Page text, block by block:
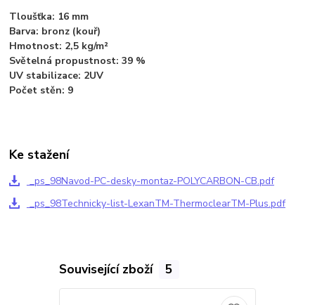
Tloušťka: 16 mm
Barva: bronz (kouř)
Hmotnost: 2,5 kg/m²
Světelná propustnost: 39 %
UV stabilizace: 2UV
Počet stěn: 9
Ke stažení
_ps_98Navod-PC-desky-montaz-POLYCARBON-CB.pdf
_ps_98Technicky-list-LexanTM-ThermoclearTM-Plus.pdf
Související zboží 5